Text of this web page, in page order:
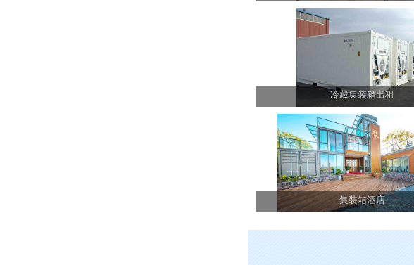
冷藏集装箱出租
集装箱酒店